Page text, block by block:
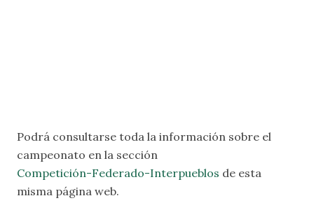
Podrá consultarse toda la información sobre el
campeonato en la sección
Competición-Federado-Interpueblos de esta
misma página web.